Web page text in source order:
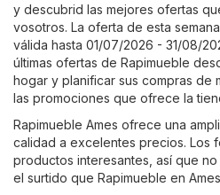
y descubrid las mejores ofertas
vosotros. La oferta de esta
válida hasta 01/07/2026 - 31/08/
últimas ofertas de Rapimueble
hogar y planificar sus compras de
las promociones que ofrece la
Rapimueble Ames ofrece una
calidad a excelentes precios. Los
productos interesantes, así que
el surtido que Rapimueble en